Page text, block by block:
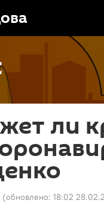
ли
(обновлено: 18:02